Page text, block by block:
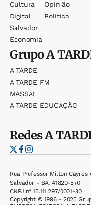
Cultura
Digital
Salvador
Economia
Opinião
Política
GrupoA
A TARDE
A TARDE FM
MASSA!
A TARDE EDUCAÇÃO
RedesA
Rua Professor Milton
Salvador - BA, 41820-570
CNPJ nº 15.111.297/0001-30
Copyright © 1996 - 2025